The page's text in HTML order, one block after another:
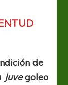
de
Juvegoleo